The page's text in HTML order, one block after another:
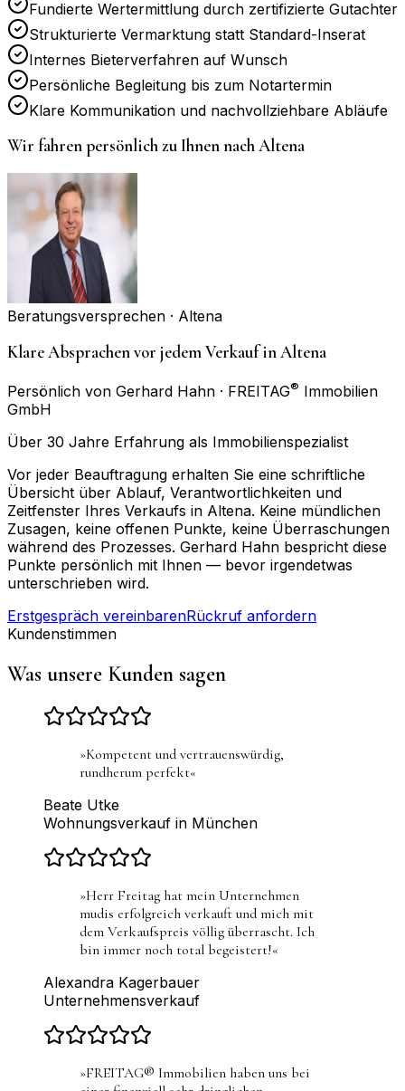
Fundierte Wertermittlung durch zertifizierte Gutachter
Strukturierte Vermarktung statt Standard-Inserat
Internes Bieterverfahren auf Wunsch
Persönliche Begleitung bis zum Notartermin
Klare Kommunikation und nachvollziehbare Abläufe
Wir fahren persönlich zu Ihnen nachAltena
Beratungsversprechen · Altena
Klare Absprachen vor jedem Verkauf in Altena
Persönlich von Gerhard Hahn · FREITAG® Immobilien
GmbH
Über 30 Jahre Erfahrung als Immobilienspezialist
Vor jeder Beauftragung erhalten Sie eine schriftliche
Übersicht über Ablauf, Verantwortlichkeiten und
Zeitfenster Ihres Verkaufs in Altena. Keine mündlichen
Zusagen, keine offenen Punkte, keine Überraschungen
während des Prozesses. Gerhard Hahn bespricht diese
Punkte persönlich mit Ihnen — bevor irgendetwas
unterschrieben wird.
Erstgespräch vereinbarenRückruf anfordern
Kundenstimmen
Was unsere Kunden sagen
»Kompetent und vertrauenswürdig,
rundherum perfekt«
Beate Utke
Wohnungsverkauf in München
»Herr Freitag hat mein Unternehmen
mudis erfolgreich verkauft und mich mit
dem Verkaufspreis völlig überrascht. Ich
bin immer noch total begeistert!«
Alexandra Kagerbauer
Unternehmensverkauf
»FREITAG® Immobilien haben uns bei